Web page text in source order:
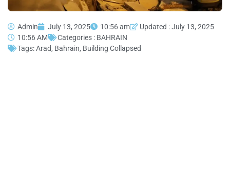
Admin July 13, 2025 10:56 am
Updated : July 13, 2025
10:56 AM
Categories : BAHRAIN
Tags:Arad, Bahrain, Building Collapsed